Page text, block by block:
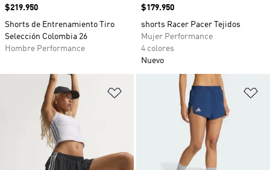
Precio
$219.950
Shorts de Entrenamiento Tiro
Selección Colombia 26
Hombre Performance
Precio
$179.950
shorts Racer Pacer Tejidos
Mujer Performance
4 colores
Nuevo
Añadir a la lista de deseos